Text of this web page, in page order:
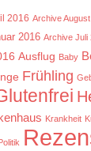
2016 Archive
2016 Archive Juli
Ausflug Baby
Frühling
Krankheit